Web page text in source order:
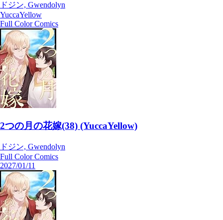
ドジン, Gwendolyn
YuccaYellow
Full Color Comics
2つの月の花嫁(38) (YuccaYellow)
ドジン, Gwendolyn
Full Color Comics
2027/01/11